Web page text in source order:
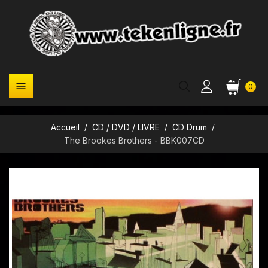
0

Accueil CD / DVD / LIVRE
CD Drum
The Brookes Brothers - BBK007CD